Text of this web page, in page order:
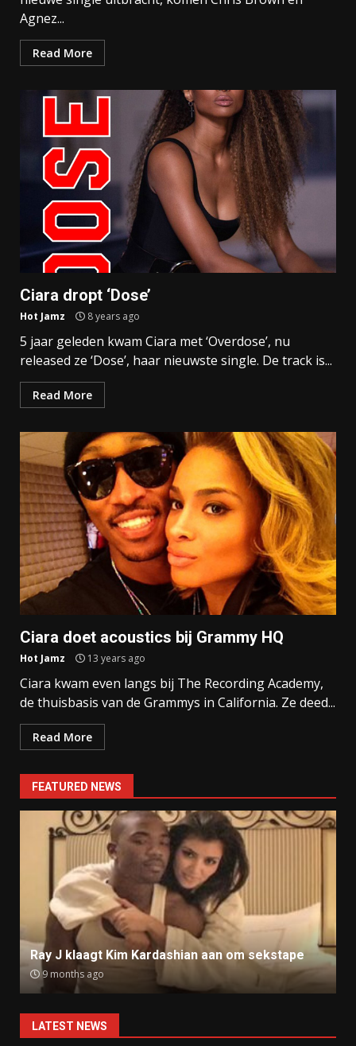
Agnez...
Read More
Ciara dropt ‘Dose’
Hot Jamz 8 years ago
5 jaar geleden kwam Ciara met ‘Overdose’, nu
released ze ‘Dose’, haar nieuwste single. De track is...
Read More
Ciara doet acoustics bij Grammy HQ
Hot Jamz 13 years ago
Ciara kwam even langs bij The Recording Academy,
de thuisbasis van de Grammys in California. Ze deed...
Read More
FEATURED NEWS
Ray J klaagt Kim Kardashian aan om sekstape
9 months ago
LATEST NEWS